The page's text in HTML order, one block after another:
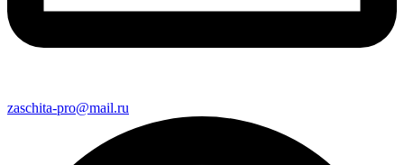
zaschita-pro@mail.ru